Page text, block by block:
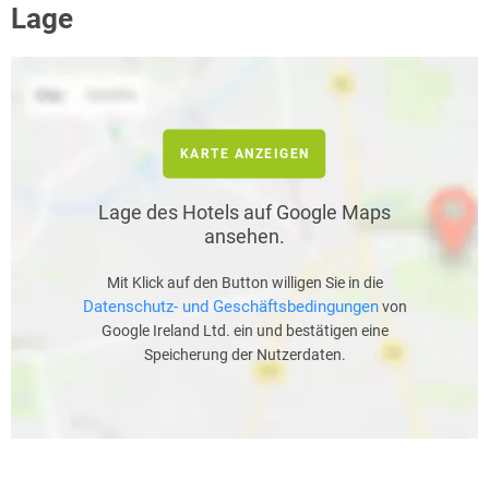
Lage
KARTE ANZEIGEN
Lage des Hotels auf Google Maps
ansehen.
Mit Klick auf den Button willigen Sie in die
Datenschutz- und Geschäftsbedingungenvon
Google Ireland Ltd. ein und bestätigen eine
Speicherung der Nutzerdaten.